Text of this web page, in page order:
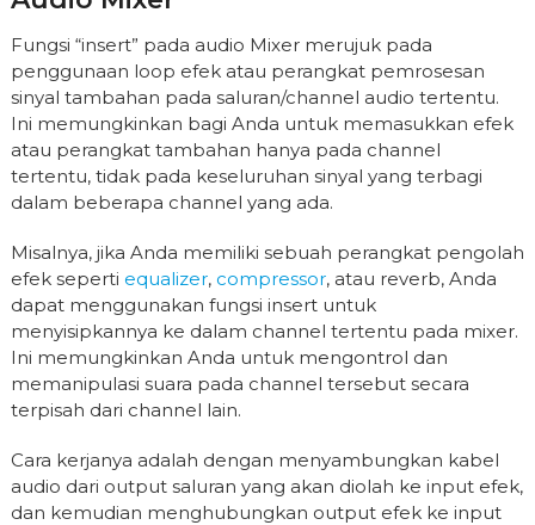
Fungsi “insert” pada audio Mixer merujuk pada
penggunaan loop efek atau perangkat pemrosesan
sinyal tambahan pada saluran/channel audio tertentu.
Ini memungkinkan bagi Anda untuk memasukkan efek
atau perangkat tambahan hanya pada channel
tertentu, tidak pada keseluruhan sinyal yang terbagi
dalam beberapa channel yang ada.
Misalnya, jika Anda memiliki sebuah perangkat pengolah
efek seperti equalizer, compressor, atau reverb, Anda
dapat menggunakan fungsi insert untuk
menyisipkannya ke dalam channel tertentu pada mixer.
Ini memungkinkan Anda untuk mengontrol dan
memanipulasi suara pada channel tersebut secara
terpisah dari channel lain.
Cara kerjanya adalah dengan menyambungkan kabel
audio dari output saluran yang akan diolah ke input efek,
dan kemudian menghubungkan output efek ke input